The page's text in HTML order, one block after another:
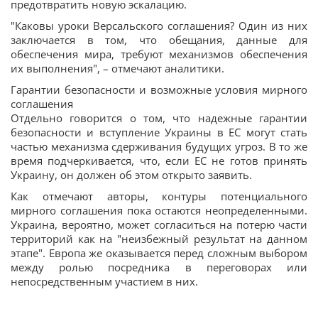
предотвратить новую эскалацию.
"Каковы уроки Версальского соглашения? Один из них
заключается в том, что обещания, данные для
обеспечения мира, требуют механизмов обеспечения
их выполнения", – отмечают аналитики.
Гарантии безопасности и возможные условия мирного
соглашения
Отдельно говорится о том, что надежные гарантии
безопасности и вступление Украины в ЕС могут стать
частью механизма сдерживания будущих угроз. В то же
время подчеркивается, что, если ЕС не готов принять
Украину, он должен об этом открыто заявить.
Как отмечают авторы, контуры потенциального
мирного соглашения пока остаются неопределенными.
Украина, вероятно, может согласиться на потерю части
территорий как на "неизбежный результат на данном
этапе". Европа же оказывается перед сложным выбором
между ролью посредника в переговорах или
непосредственным участием в них.